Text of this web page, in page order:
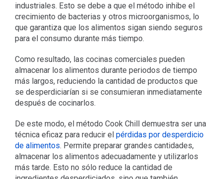
industriales. Esto se debe a que el método inhibe el
crecimiento de bacterias y otros microorganismos, lo
que garantiza que los alimentos sigan siendo seguros
para el consumo durante más tiempo.
Como resultado, las cocinas comerciales pueden
almacenar los alimentos durante periodos de tiempo
más largos, reduciendo la cantidad de productos que
se desperdiciarían si se consumieran inmediatamente
después de cocinarlos.
De este modo, el método Cook Chill demuestra ser una
técnica eficaz para reducir el pérdidas por desperdicio
de alimentos. Permite preparar grandes cantidades,
almacenar los alimentos adecuadamente y utilizarlos
más tarde. Esto no sólo reduce la cantidad de